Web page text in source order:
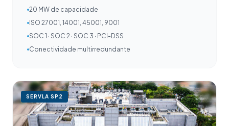
20 MW de capacidade
ISO 27001, 14001, 45001, 9001
SOC 1 · SOC 2 · SOC 3 · PCI-DSS
Conectividade multirredundante
SERVLA SP2